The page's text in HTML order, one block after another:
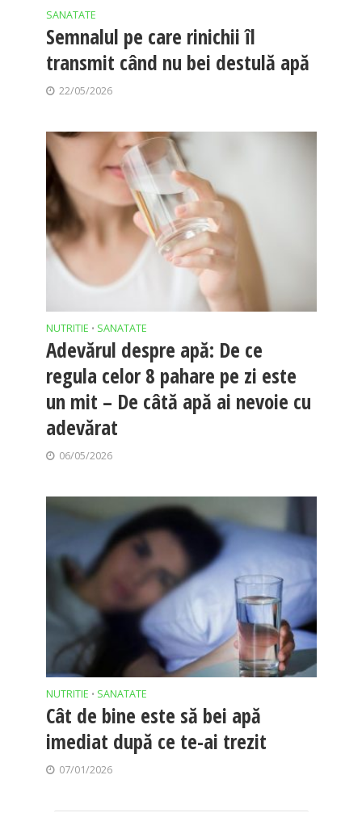
SANATATE
Semnalul pe care rinichii îl
transmit când nu bei destulă apă
22/05/2026
NUTRITIE • SANATATE
Adevărul despre apă: De ce
regula celor 8 pahare pe zi este
un mit – De câtă apă ai nevoie cu
adevărat
06/05/2026
NUTRITIE • SANATATE
Cât de bine este să bei apă
imediat după ce te-ai trezit
07/01/2026